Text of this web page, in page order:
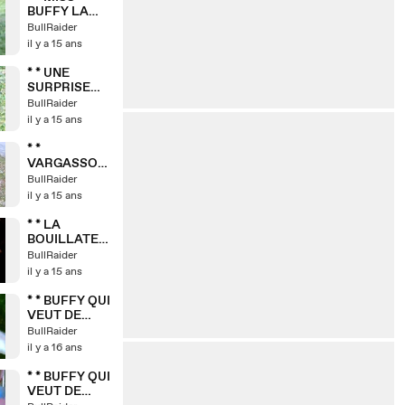
BUFFY LA
MASSACREU
SE DE
D'EAU * *
BullRaider
il y a 15 ans
* * UNE
SURPRISE
POUR
BullRaider
il y a 15 ans
* *
VARGASSO
VS
BullRaider
il y a 15 ans
* * LA
BOUILLATE
DE LA BUFF' *
*
BullRaider
il y a 15 ans
* * BUFFY QUI
VEUT DE
L'EAU 2 * *
BullRaider
il y a 16 ans
* * BUFFY QUI
VEUT DE